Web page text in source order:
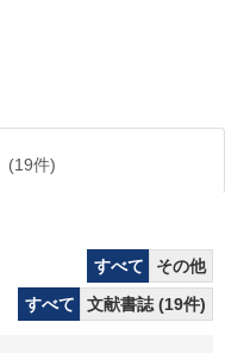
(19件)
すべて
その他
すべて
文献書誌 (19件)